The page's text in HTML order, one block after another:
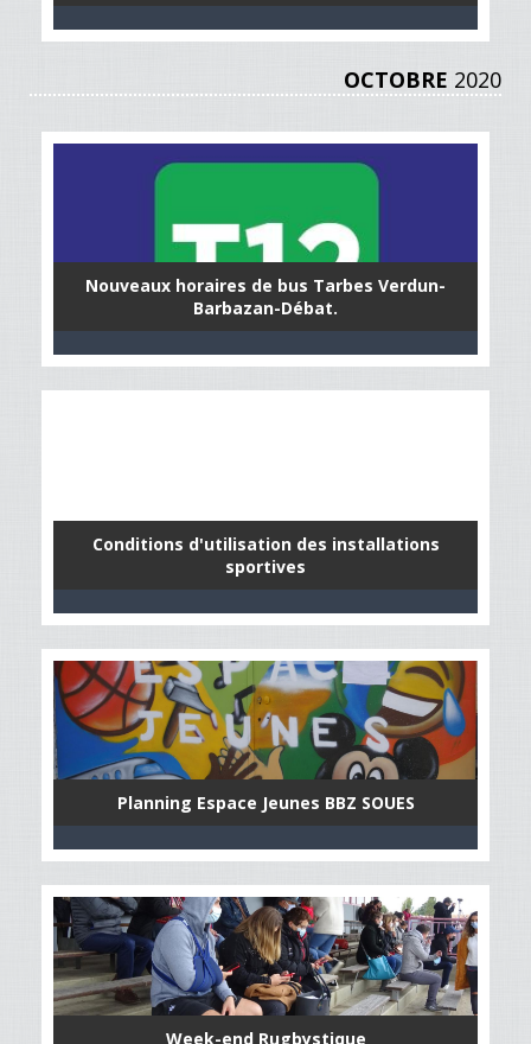
OCTOBRE 2020
Nouveaux horaires de bus Tarbes Verdun-
Barbazan-Débat.
Conditions d'utilisation des installations
sportives
Planning Espace Jeunes BBZ SOUES
Week-end Rugbystique